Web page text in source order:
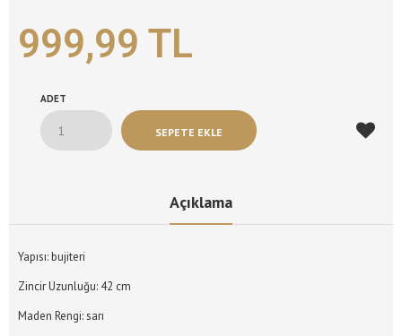
999,99 TL
ADET
Açıklama
Yapısı: bujiteri
Zincir Uzunluğu: 42 cm
Maden Rengi: sarı